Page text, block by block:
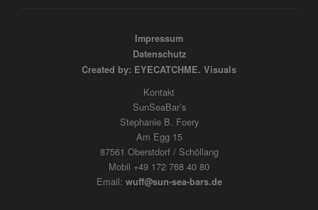
Impressum
Datenschutz
Created by: EYECATCHME. Visuals
Kontakt
SunSeaBar’s
Stephanie B. Foery
Am Egg 15
87561 Oberstdorf / Schöllang
Mobil +49 172 768 40 80
Email: wuff@sun-sea-bars.de